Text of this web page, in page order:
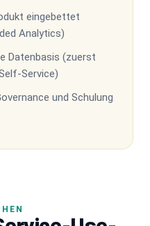
eingebettet
Analytics)
Datenbasis (zuerst
Service)
und Schulung